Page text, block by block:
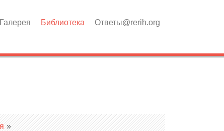
Галерея Библиотека Ответы@rerih.org
»